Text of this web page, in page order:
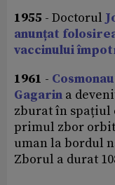
1955 - Doctorul
anunțat
vaccinului
1961 -
Gagarin a
zburat în spațiul
primul zbor
uman la bordul
Zborul a durat